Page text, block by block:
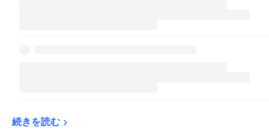
続きを読む